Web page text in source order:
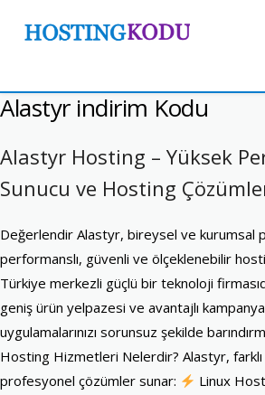
Alastyr indirim Kodu
Alastyr Hosting – Yüksek
Sunucu ve Hosting
Değerlendir Alastyr, bireysel ve kurumsal
performanslı, güvenli ve ölçeklenebilir
Türkiye merkezli güçlü bir teknoloji
geniş ürün yelpazesi ve avantajlı
uygulamalarınızı sorunsuz şekilde
Hosting Hizmetleri Nelerdir? Alastyr,
profesyonel çözümler sunar:
Linux